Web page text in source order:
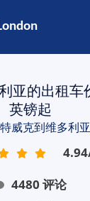
亚的出租车
英镑起
威克到维多利
4.94
4480 评论